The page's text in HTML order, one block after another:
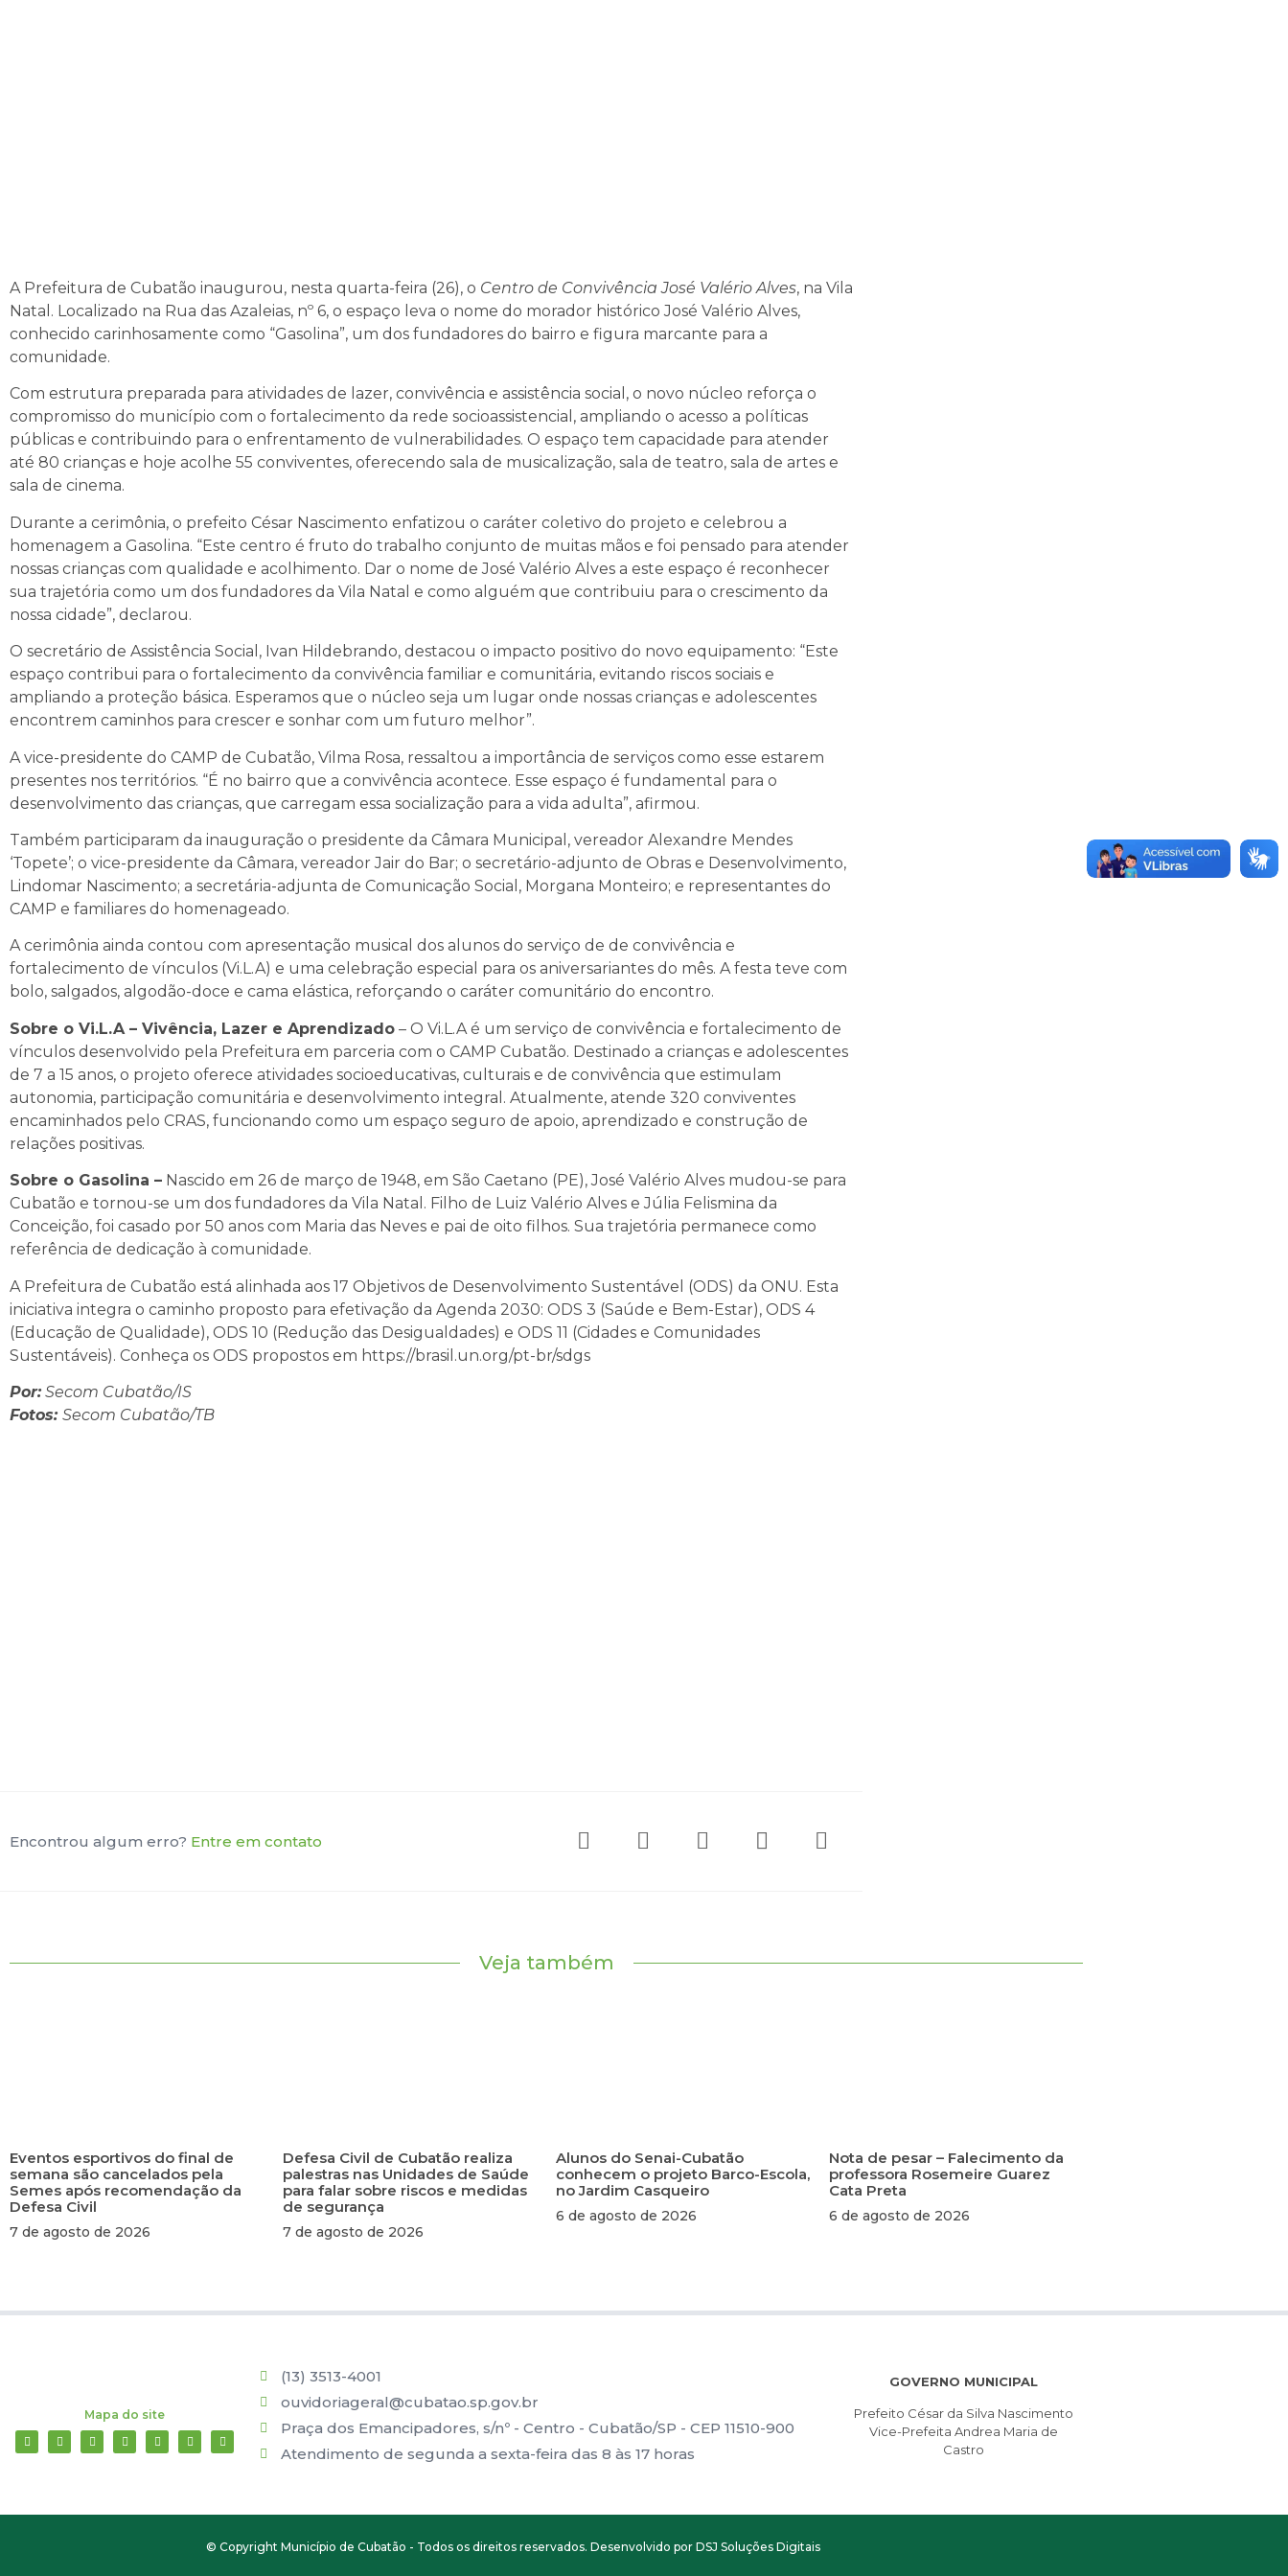
A Prefeitura de Cubatão inaugurou, nesta quarta-feira (26), o Centro de Convivência José Valério Alves, na Vila
Natal. Localizado na Rua das Azaleias, nº 6, o espaço leva o nome do morador histórico José Valério Alves,
conhecido carinhosamente como “Gasolina”, um dos fundadores do bairro e figura marcante para a
comunidade.
Com estrutura preparada para atividades de lazer, convivência e assistência social, o novo núcleo reforça o
compromisso do município com o fortalecimento da rede socioassistencial, ampliando o acesso a políticas
públicas e contribuindo para o enfrentamento de vulnerabilidades. O espaço tem capacidade para atender
até 80 crianças e hoje acolhe 55 conviventes, oferecendo sala de musicalização, sala de teatro, sala de artes e
sala de cinema.
Durante a cerimônia, o prefeito César Nascimento enfatizou o caráter coletivo do projeto e celebrou a
homenagem a Gasolina. “Este centro é fruto do trabalho conjunto de muitas mãos e foi pensado para atender
nossas crianças com qualidade e acolhimento. Dar o nome de José Valério Alves a este espaço é reconhecer
sua trajetória como um dos fundadores da Vila Natal e como alguém que contribuiu para o crescimento da
nossa cidade”, declarou.
O secretário de Assistência Social, Ivan Hildebrando, destacou o impacto positivo do novo equipamento: “Este
espaço contribui para o fortalecimento da convivência familiar e comunitária, evitando riscos sociais e
ampliando a proteção básica. Esperamos que o núcleo seja um lugar onde nossas crianças e adolescentes
encontrem caminhos para crescer e sonhar com um futuro melhor”.
A vice-presidente do CAMP de Cubatão, Vilma Rosa, ressaltou a importância de serviços como esse estarem
presentes nos territórios. “É no bairro que a convivência acontece. Esse espaço é fundamental para o
desenvolvimento das crianças, que carregam essa socialização para a vida adulta”, afirmou.
Também participaram da inauguração o presidente da Câmara Municipal, vereador Alexandre Mendes
‘Topete’; o vice-presidente da Câmara, vereador Jair do Bar; o secretário-adjunto de Obras e Desenvolvimento,
Lindomar Nascimento; a secretária-adjunta de Comunicação Social, Morgana Monteiro; e representantes do
CAMP e familiares do homenageado.
A cerimônia ainda contou com apresentação musical dos alunos do serviço de de convivência e
fortalecimento de vínculos (Vi.L.A) e uma celebração especial para os aniversariantes do mês. A festa teve com
bolo, salgados, algodão-doce e cama elástica, reforçando o caráter comunitário do encontro.
Sobre o Vi.L.A – Vivência, Lazer e Aprendizado – O Vi.L.A é um serviço de convivência e fortalecimento de
vínculos desenvolvido pela Prefeitura em parceria com o CAMP Cubatão. Destinado a crianças e adolescentes
de 7 a 15 anos, o projeto oferece atividades socioeducativas, culturais e de convivência que estimulam
autonomia, participação comunitária e desenvolvimento integral. Atualmente, atende 320 conviventes
encaminhados pelo CRAS, funcionando como um espaço seguro de apoio, aprendizado e construção de
relações positivas.
Sobre o Gasolina – Nascido em 26 de março de 1948, em São Caetano (PE), José Valério Alves mudou-se para
Cubatão e tornou-se um dos fundadores da Vila Natal. Filho de Luiz Valério Alves e Júlia Felismina da
Conceição, foi casado por 50 anos com Maria das Neves e pai de oito filhos. Sua trajetória permanece como
referência de dedicação à comunidade.
A Prefeitura de Cubatão está alinhada aos 17 Objetivos de Desenvolvimento Sustentável (ODS) da ONU. Esta
iniciativa integra o caminho proposto para efetivação da Agenda 2030: ODS 3 (Saúde e Bem-Estar), ODS 4
(Educação de Qualidade), ODS 10 (Redução das Desigualdades) e ODS 11 (Cidades e Comunidades
Sustentáveis). Conheça os ODS propostos em https://brasil.un.org/pt-br/sdgs
Por:Secom Cubatão/IS
Fotos: Secom Cubatão/TB
Encontrou algum erro? Entre em contato
Veja também
Eventos esportivos do final de
semana são cancelados pela
Semes após recomendação da
Defesa Civil
7 de agosto de 2026
Defesa Civil de Cubatão realiza
palestras nas Unidades de Saúde
para falar sobre riscos e medidas
de segurança
7 de agosto de 2026
Alunos do Senai-Cubatão
conhecem o projeto Barco-Escola,
no Jardim Casqueiro
6 de agosto de 2026
Nota de pesar – Falecimento da
professora Rosemeire Guarez
Cata Preta
6 de agosto de 2026
Mapa do site
(13) 3513-4001
ouvidoriageral@cubatao.sp.gov.br
Praça dos Emancipadores, s/nº - Centro - Cubatão/SP - CEP 11510-900
Atendimento de segunda a sexta-feira das 8 às 17 horas
GOVERNO MUNICIPAL
Prefeito César da Silva Nascimento
Vice-Prefeita Andrea Maria de
Castro
© Copyright Município de Cubatão - Todos os direitos reservados. Desenvolvido por DSJ Soluções Digitais